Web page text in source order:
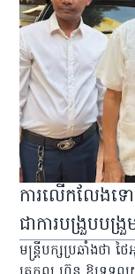
ការលើកលែង
ជាការបង្រួបបង្រួ
មន្ត្រីបក្សប្រឆាំងថា ថ